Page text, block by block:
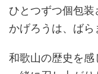
ひとつずつ個包
かげろうは、ば
和歌山の歴史を感